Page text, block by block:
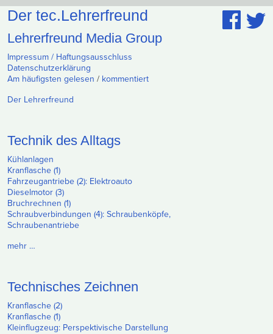
Der tec.Lehrerfreund
Lehrerfreund Media Group
Impressum / Haftungsausschluss
Datenschutzerklärung
Am häufigsten gelesen / kommentiert
Der Lehrerfreund
Technik des Alltags
Kühlanlagen
Kranflasche (1)
Fahrzeugantriebe (2): Elektroauto
Dieselmotor (3)
Bruchrechnen (1)
Schraubverbindungen (4): Schraubenköpfe,
Schraubenantriebe
mehr …
Technisches Zeichnen
Kranflasche (2)
Kranflasche (1)
Kleinflugzeug: Perspektivische Darstellung